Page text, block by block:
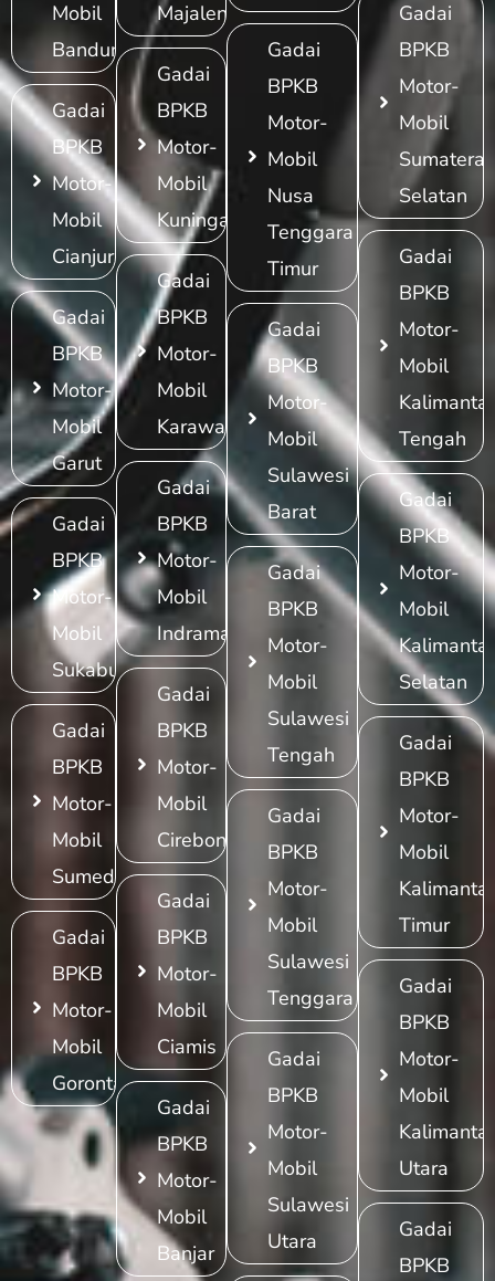
Mobil
Bandung
Gadai
BPKB
Motor-
Mobil
Cianjur
Gadai
BPKB
Motor-
Mobil
Garut
Gadai
BPKB
Motor-
Mobil
Sukabumi
Gadai
BPKB
Motor-
Mobil
Sumedang
Gadai
BPKB
Motor-
Mobil
Gorontalo
Majalengka
Gadai
BPKB
Motor-
Mobil
Kuningan
Gadai
BPKB
Motor-
Mobil
Karawang
Gadai
BPKB
Motor-
Mobil
Indramayu
Gadai
BPKB
Motor-
Mobil
Cirebon
Gadai
BPKB
Motor-
Mobil
Ciamis
Gadai
BPKB
Motor-
Mobil
Banjar
Gadai
BPKB
Motor-
Mobil
Nusa
Tenggara
Timur
Gadai
BPKB
Motor-
Mobil
Sulawesi
Barat
Gadai
BPKB
Motor-
Mobil
Sulawesi
Tengah
Gadai
BPKB
Motor-
Mobil
Sulawesi
Tenggara
Gadai
BPKB
Motor-
Mobil
Sulawesi
Utara
Gadai
BPKB
Motor-
Mobil
Sumatera
Selatan
Gadai
BPKB
Motor-
Mobil
Tengah
Gadai
BPKB
Motor-
Mobil
Selatan
Gadai
BPKB
Motor-
Mobil
Timur
Gadai
BPKB
Motor-
Mobil
Utara
Gadai
BPKB